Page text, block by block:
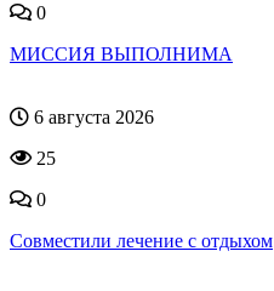
0
МИССИЯ ВЫПОЛНИМА
6 августа 2026
25
0
Совместили лечение с отдыхом